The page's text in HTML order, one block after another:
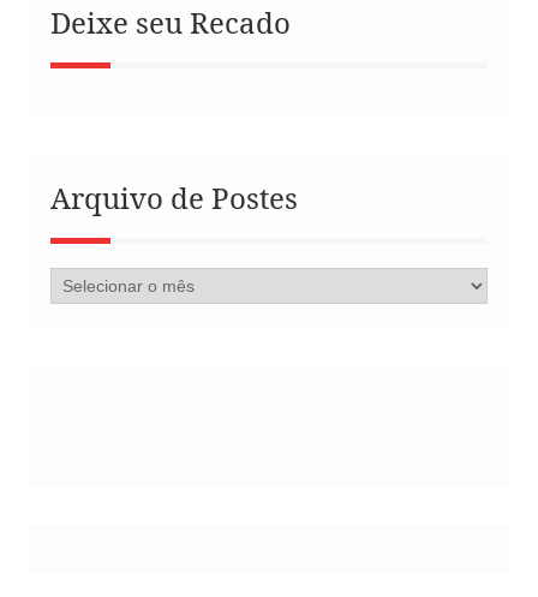
Deixe seu Recado
Arquivo de Postes
Arquivo
de